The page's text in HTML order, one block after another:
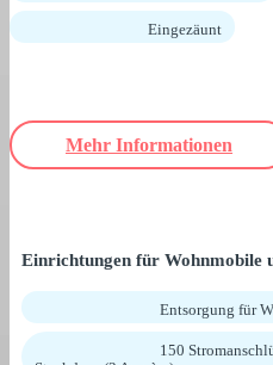
Eingezäunt
Mehr Informationen
Einrichtungen für Wohnmobile
Entsorgung für
150